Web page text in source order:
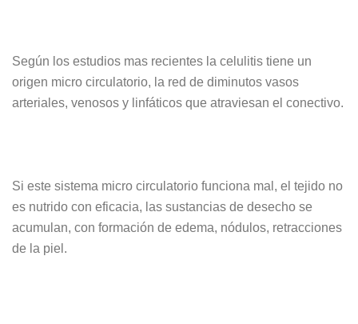
Según los estudios mas recientes la celulitis tiene un
origen micro circulatorio, la red de diminutos vasos
arteriales, venosos y linfáticos que atraviesan el conectivo.
Si este sistema micro circulatorio funciona mal, el tejido no
es nutrido con eficacia, las sustancias de desecho se
acumulan, con formación de edema, nódulos, retracciones
de la piel.